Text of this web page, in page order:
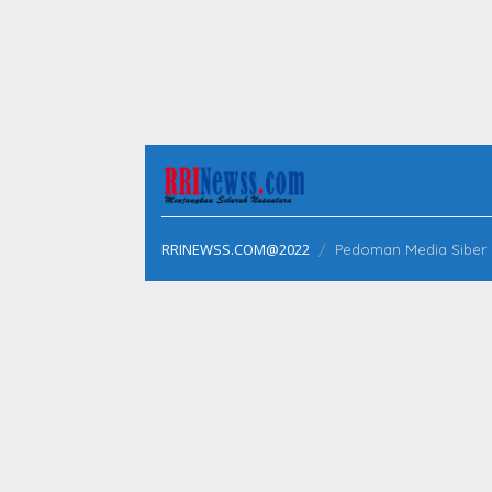
RRINEWSS.COM@2022 Pedoman Media Siber